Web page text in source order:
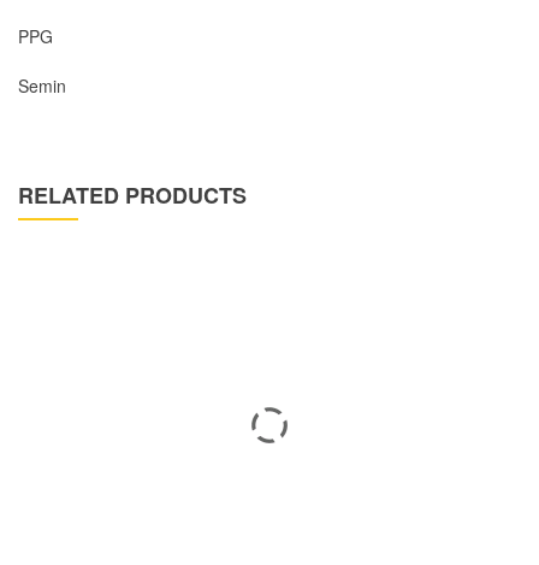
PPG
Semin
RELATED PRODUCTS